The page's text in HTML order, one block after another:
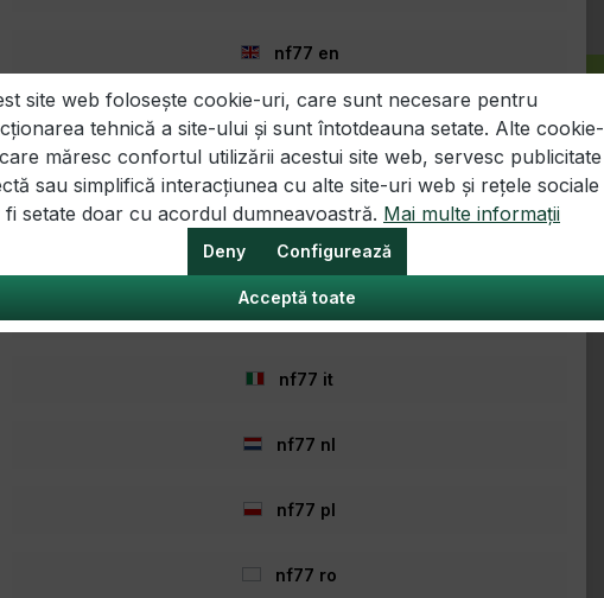
Legal
anulare
Informație
Intrebări frecvente
Oferte de munca
Informații de livrare
Optiuni de plata
Bonuri
Buletin informativ
Acțiuni
site web folosește cookie-uri, care sunt necesare pentru
tehnică a site-ului și sunt întotdeauna setate. Alte cookie-
măresc confortul utilizării acestui site web, servesc publicitate
sau simplifică interacțiunea cu alte site-uri web și rețele sociale
setate doar cu acordul dumneavoastră. Mai multe informații
Deny Configurează
Acceptă toate
nf77 en
nf77 es
nf77 fr
nf77 hr
nf77 hu
nf77 it
nf77 nl
nf77 pl
nf77 ro